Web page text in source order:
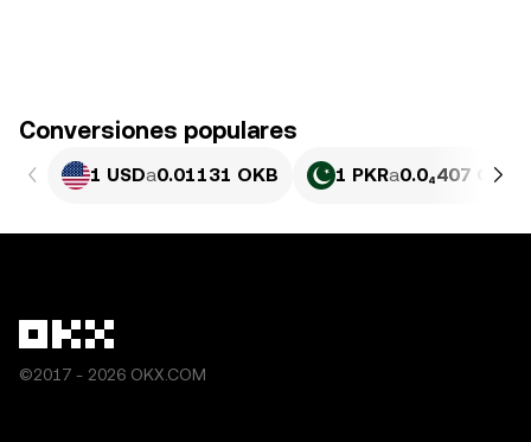
Conversiones populares
1 USDa0.01131 OKB 1 PKRa0.0₄407 OKB
©2017 - 2026 OKX.COM